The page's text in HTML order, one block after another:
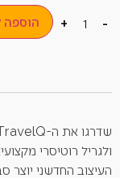
-
+ הוספה
ולגריל רוטיסרי מקצועי!
העיצוב החדשני יוצר